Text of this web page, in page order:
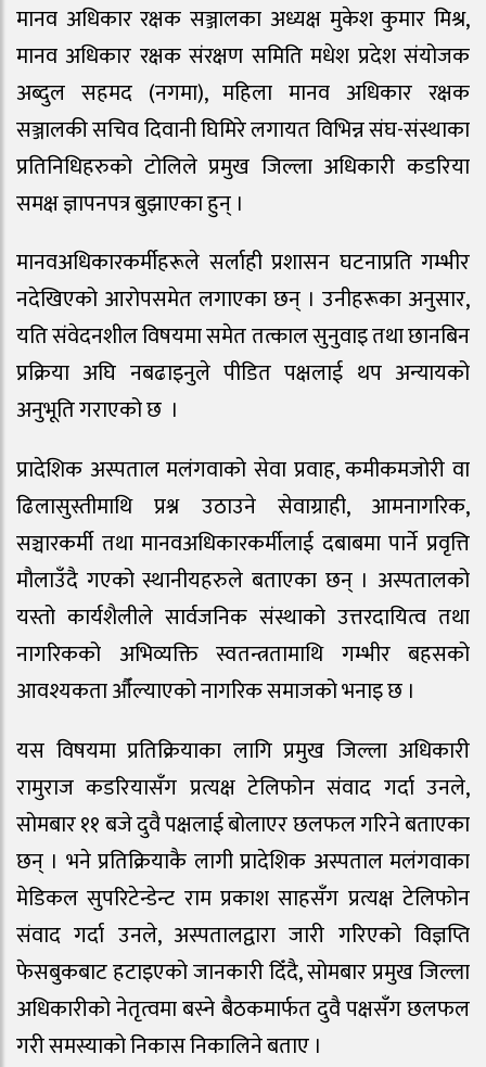
मानव अधिकार रक्षक सञ्जालका अध्यक्ष मुकेश कुमार मिश्र,
मानव अधिकार रक्षक संरक्षण समिति मधेश प्रदेश संयोजक
अब्दुल सहमद (नगमा), महिला मानव अधिकार रक्षक
सञ्जालकी सचिव दिवानी घिमिरे लगायत विभिन्न संघ-संस्थाका
प्रतिनिधिहरुको टोलिले प्रमुख जिल्ला अधिकारी कडरिया
समक्ष ज्ञापनपत्र बुझाएका हुन् ।
मानवअधिकारकर्मीहरूले सर्लाही प्रशासन घटनाप्रति गम्भीर
नदेखिएको आरोपसमेत लगाएका छन् । उनीहरूका अनुसार,
यति संवेदनशील विषयमा समेत तत्काल सुनुवाइ तथा छानबिन
प्रक्रिया अघि नबढाइनुले पीडित पक्षलाई थप अन्यायको
अनुभूति गराएको छ ।
प्रादेशिक अस्पताल मलंगवाको सेवा प्रवाह, कमीकमजोरी वा
ढिलासुस्तीमाथि प्रश्न उठाउने सेवाग्राही, आमनागरिक,
सञ्चारकर्मी तथा मानवअधिकारकर्मीलाई दबाबमा पार्ने प्रवृत्ति
मौलाउँदै गएको स्थानीयहरुले बताएका छन् । अस्पतालको
यस्तो कार्यशैलीले सार्वजनिक संस्थाको उत्तरदायित्व तथा
नागरिकको अभिव्यक्ति स्वतन्त्रतामाथि गम्भीर बहसको
आवश्यकता औँल्याएको नागरिक समाजको भनाइ छ ।
यस विषयमा प्रतिक्रियाका लागि प्रमुख जिल्ला अधिकारी
रामुराज कडरियासँग प्रत्यक्ष टेलिफोन संवाद गर्दा उनले,
सोमबार ११ बजे दुवै पक्षलाई बोलाएर छलफल गरिने बताएका
छन् । भने प्रतिक्रियाकै लागी प्रादेशिक अस्पताल मलंगवाका
मेडिकल सुपरिटेन्डेन्ट राम प्रकाश साहसँग प्रत्यक्ष टेलिफोन
संवाद गर्दा उनले, अस्पतालद्वारा जारी गरिएको विज्ञप्ति
फेसबुकबाट हटाइएको जानकारी दिँदै, सोमबार प्रमुख जिल्ला
अधिकारीको नेतृत्वमा बस्ने बैठकमार्फत दुवै पक्षसँग छलफल
गरी समस्याको निकास निकालिने बताए ।